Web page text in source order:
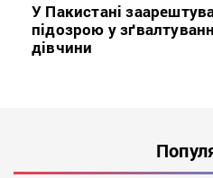
У Пакистані
підозрою у
дівчини